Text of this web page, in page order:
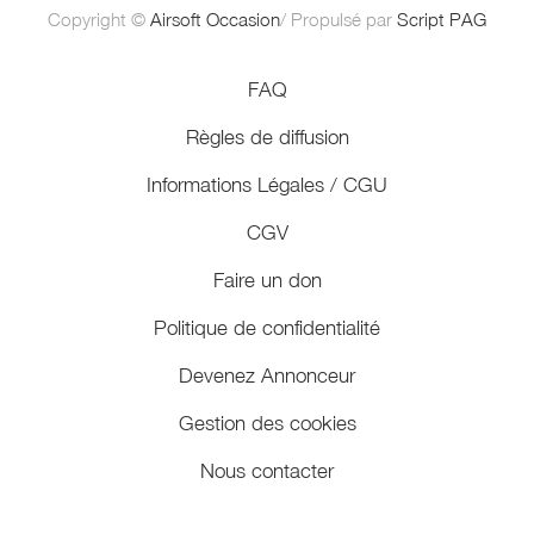
Copyright © Airsoft Occasion/ Propulsé par Script PAG
FAQ
Règles de diffusion
Informations Légales / CGU
CGV
Faire un don
Politique de confidentialité
Devenez Annonceur
Gestion des cookies
Nous contacter